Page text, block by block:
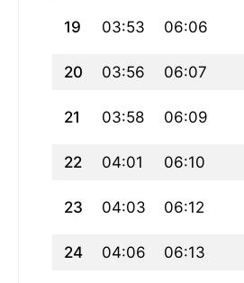
19 03:53 06:06
20 03:56 06:07
21 03:58 06:09
22 04:01 06:10
23 04:03 06:12
24 04:06 06:13